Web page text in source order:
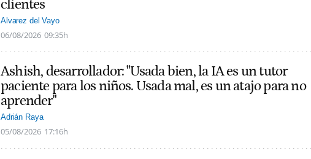
clientes
Alvarez del Vayo
06/08/2026 09:35h
Ashish, desarrollador: "Usada bien, la IA es un tutor
paciente para los niños. Usada mal, es un atajo para no
aprender"
Adrián Raya
05/08/2026 17:16h